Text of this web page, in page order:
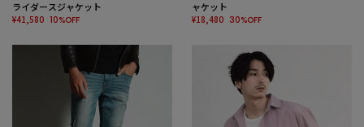
ライダースジャケット
¥41,580 10%OFF
ャケット
¥18,480 30%OFF